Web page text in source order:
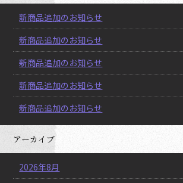
新商品追加のお知らせ
新商品追加のお知らせ
新商品追加のお知らせ
新商品追加のお知らせ
新商品追加のお知らせ
アーカイブ
2026年8月